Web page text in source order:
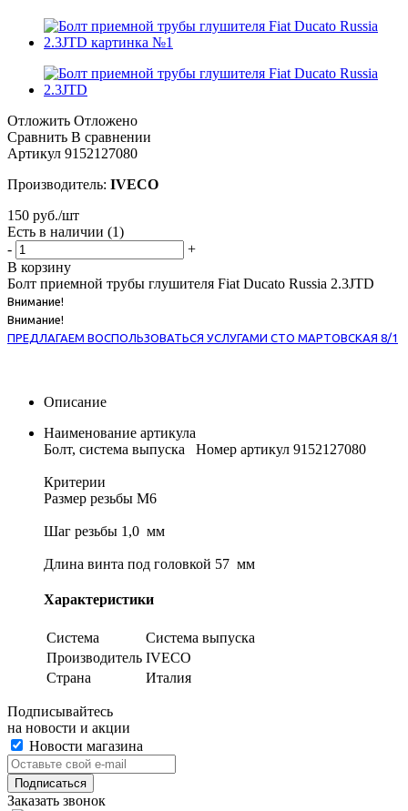
Отложить Отложено
Сравнить В сравнении
Артикул 9152127080
Производитель: IVECO
150 руб./шт
Есть в наличии (1)
-
+
В корзину
Болт приемной трубы глушителя Fiat Ducato Russia 2.3JTD
Внимание!
Внимание!
ПРЕДЛАГАЕМ ВОСПОЛЬЗОВАТЬСЯ УСЛУГАМИ СТО МАРТОВСКАЯ 8/1
Описание
Наименование артикула
Болт, система выпуска Номер артикул 9152127080
Критерии
Размер резьбы M6
Шаг резьбы 1,0 мм
Длина винта под головкой 57 мм
Характеристики
Система
Система выпуска
Производитель IVECO
Страна
Италия
Подписывайтесь
на новости и акции
Новости магазина
Заказать звонок